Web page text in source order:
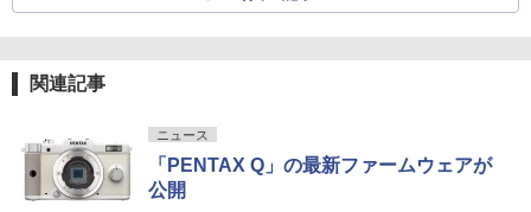
関連記事
ニュース
「PENTAX Q」の最新ファームウェアが
公開